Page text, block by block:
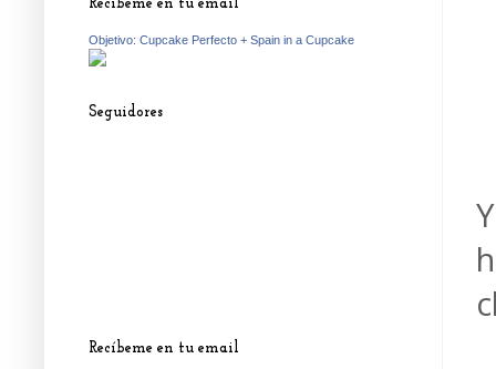
Recíbeme en tu email
Objetivo: Cupcake Perfecto + Spain in a Cupcake
Seguidores
Recíbeme en tu email